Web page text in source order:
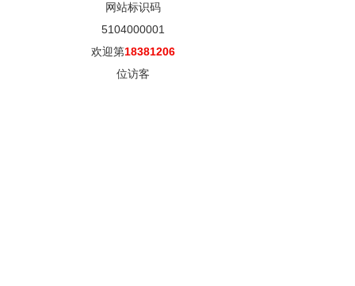
网站标识码
5104000001
欢迎第18381206
位访客